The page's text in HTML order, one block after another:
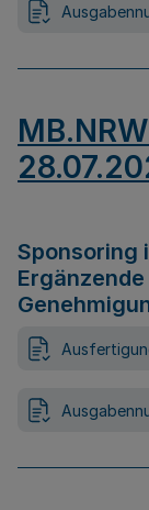
Sponsoring